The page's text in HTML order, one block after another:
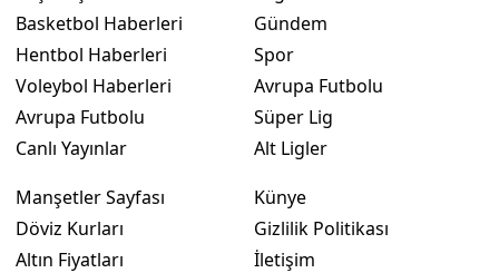
Basketbol Haberleri
Hentbol Haberleri
Voleybol Haberleri
Avrupa Futbolu
Canlı Yayınlar
Gündem
Spor
Avrupa Futbolu
Süper Lig
Alt Ligler
Manşetler Sayfası
Döviz Kurları
Altın Fiyatları
Künye
Gizlilik Politikası
İletişim